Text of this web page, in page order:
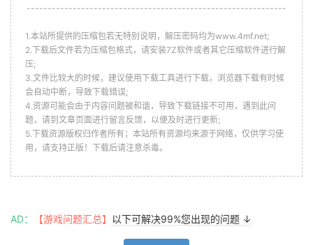
--------------------------------------------------------------
1.本站所提供的压缩包若无特别说明，解压密码均为www.4mf.net;
2.下载后文件若为压缩包格式，请安装7Z软件或者其它压缩软件进行解
压;
3.文件比较大的时候，建议使用下载工具进行下载，浏览器下载有时候
会自动中断，导致下载错误;
4.资源可能会由于内容问题被和谐，导致下载链接不可用，遇到此问
题，请到文章页面进行留言反馈，以便及时进行更新;
5.下载资源版权归作者所有；本站所有资源均来源于网络，仅供学习使
用，请支持正版！下载后请注意杀毒。
AD： 【游戏问题汇总】 以下可解决99%您出现的问题 ↓